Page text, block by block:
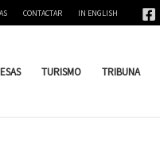
CONTACTAR IN ENGLISH
TURISMO TRIBUNA